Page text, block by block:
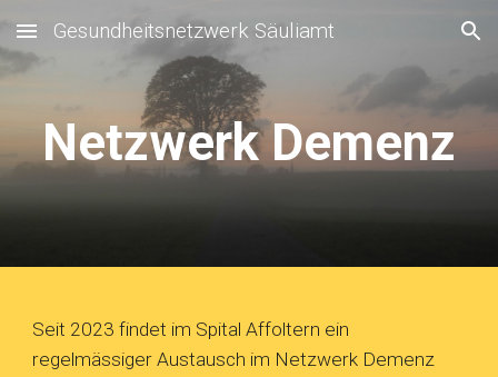
Skip to main content Skip to navigation
Gesundheitsnetzwerk Säuliamt
Netzwerk Demenz
Seit 2023 findet im Spital Affoltern ein
regelmässiger Austausch im Netzwerk Demenz